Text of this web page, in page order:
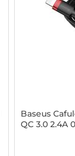
Baseus
QC 3.0 2.4A